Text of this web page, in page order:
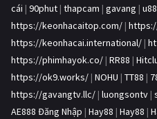
cái | 90phut | thapcam | gavang |
https://keonhacaitop.com/ |
https://keonhacai.international/ |
https://phimhayok.co/ | RR88 |
https://ok9.works/ | NOHU | TT88 |
https://gavangtv.llc/ | luongsontv |
AE888 Đăng Nhập | Hay88 | Hay88 |